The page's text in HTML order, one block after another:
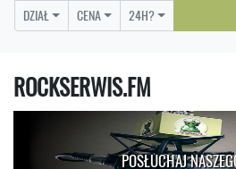
DZIAŁ CENA 24H?
ROCKSERWIS.FM
POSŁUCHAJ